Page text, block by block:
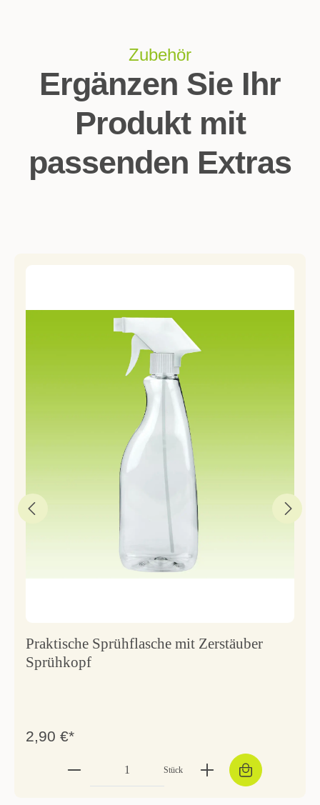
Zubehör
Ergänzen Sie Ihr
Produkt mit
passenden Extras
Praktische Sprühflasche mit Zerstäuber
Sprühkopf
2,90 €*
Stück